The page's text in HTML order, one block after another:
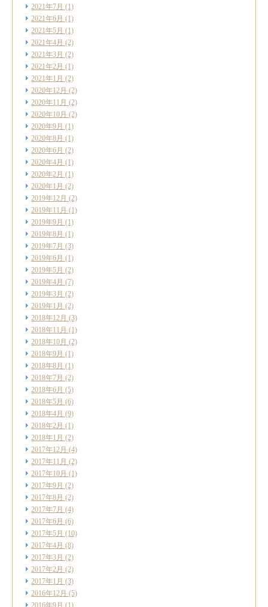
2021年7月 (1)
2021年6月 (1)
2021年5月 (1)
2021年4月 (2)
2021年3月 (2)
2021年2月 (1)
2021年1月 (2)
2020年12月 (2)
2020年11月 (2)
2020年10月 (2)
2020年9月 (1)
2020年8月 (1)
2020年6月 (2)
2020年4月 (1)
2020年2月 (1)
2020年1月 (2)
2019年12月 (2)
2019年11月 (1)
2019年9月 (1)
2019年8月 (1)
2019年7月 (3)
2019年6月 (1)
2019年5月 (2)
2019年4月 (7)
2019年3月 (2)
2019年1月 (2)
2018年12月 (3)
2018年11月 (1)
2018年10月 (2)
2018年9月 (1)
2018年8月 (1)
2018年7月 (2)
2018年6月 (5)
2018年5月 (6)
2018年4月 (9)
2018年2月 (1)
2018年1月 (2)
2017年12月 (4)
2017年11月 (2)
2017年10月 (1)
2017年9月 (2)
2017年8月 (2)
2017年7月 (4)
2017年6月 (6)
2017年5月 (10)
2017年4月 (8)
2017年3月 (2)
2017年2月 (2)
2017年1月 (3)
2016年12月 (5)